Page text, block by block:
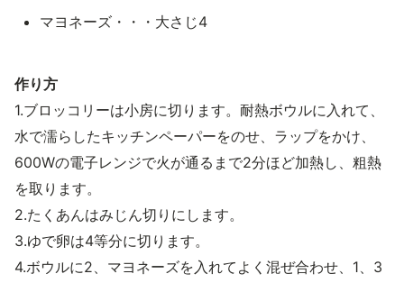
マヨネーズ・・・大さじ4
作り方
1.ブロッコリーは小房に切ります。耐熱ボウルに入れて、
水で濡らしたキッチンペーパーをのせ、ラップをかけ、
600Wの電子レンジで火が通るまで2分ほど加熱し、粗熱
を取ります。
2.たくあんはみじん切りにします。
3.ゆで卵は4等分に切ります。
4.ボウルに2、マヨネーズを入れてよく混ぜ合わせ、1、3